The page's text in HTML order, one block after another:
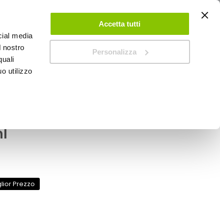
media
nostro
utilizzo
Accetta tutti
Personalizza
ACCEDI CREA UN ACCOUNT CONTATTACI
Prezzo